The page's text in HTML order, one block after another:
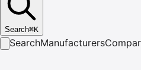
Search⌘K
SearchManufacturers